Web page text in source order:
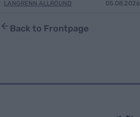
LANGRENN ALLROUND 05.08.2026
Back to Frontpage